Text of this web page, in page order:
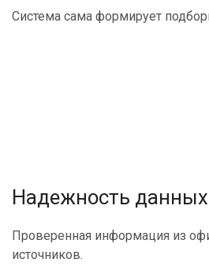
Система сама формирует
Надежность данных
Проверенная информация из
источников.